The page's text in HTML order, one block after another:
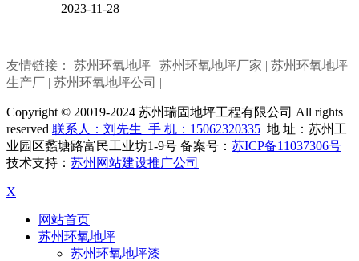
2023-11-28
友情链接： 苏州环氧地坪 | 苏州环氧地坪厂家 | 苏州环氧地坪
生产厂 | 苏州环氧地坪公司 |
Copyright © 20019-2024 苏州瑞固地坪工程有限公司 All rights
reserved 联系人：刘先生 手 机： 15062320335 地 址：苏州工
业园区蠡塘路富民工业坊1-9号 备案号： 苏ICP备11037306号
技术支持： 苏州网站建设推广公司
X
网站首页
苏州环氧地坪
苏州环氧地坪漆